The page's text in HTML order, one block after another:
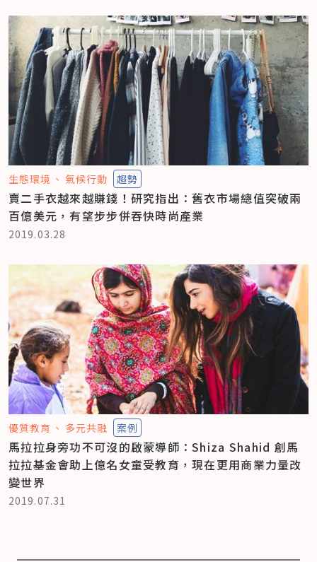
生態環境 氣候行動 趨勢
賣二手衣越來越賺錢！研究指出：舊衣市場總值突破兩
百億美元，有望步步併吞快時尚產業
2019.03.28
優質教育 多元共融 案例
馬拉拉身旁功不可沒的啟蒙導師：Shiza Shahid 創馬
拉拉基金會助上億名女童受教育，現在更用商業力量改
變世界
2019.07.31